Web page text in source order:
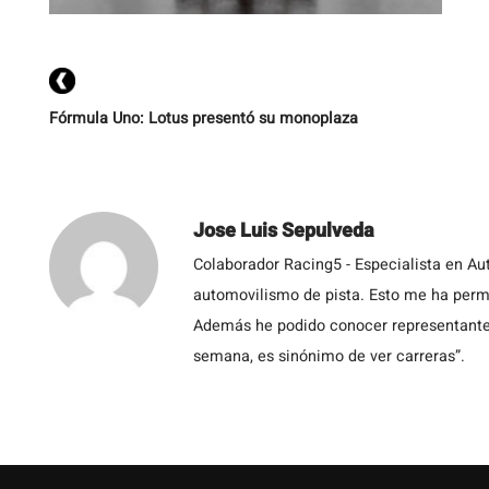
Fórmula Uno: Lotus presentó su monoplaza
Jose Luis Sepulveda
Colaborador Racing5 - Especialista en
automovilismo de pista. Esto me ha
Además he podido conocer
semana, es sinónimo de ver carreras”.